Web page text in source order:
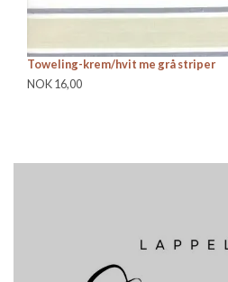
Toweling-krem/hvit me grå striper
NOK 16,00